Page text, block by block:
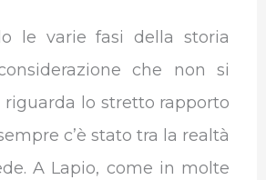
le varie fasi della storia
che non si
riguarda lo stretto rapporto
c’è stato tra la realtà
A Lapio, come in molte